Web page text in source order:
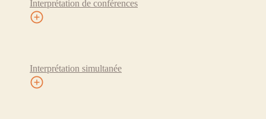
Interprétation de conférences
Interprétation simultanée